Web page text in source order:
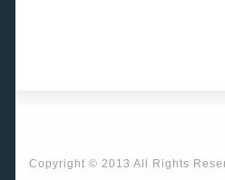
Copyright © 2013 All Rights